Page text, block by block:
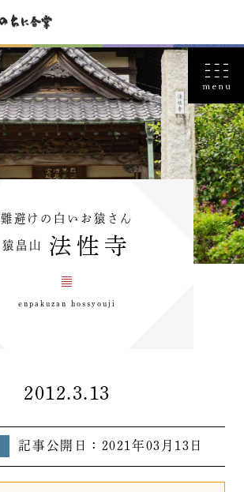
難避けの白いお猿さん
猿畠山 法性寺
enpakuzan hossyouji
2012.3.13
記事公開日： 2021年03月13日